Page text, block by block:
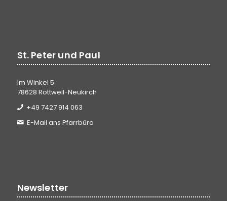
St. Peter und Paul
Im Winkel 5
78628 Rottweil-Neukirch
+49 7427 914 063
E-Mail ans Pfarrbüro
Newsletter